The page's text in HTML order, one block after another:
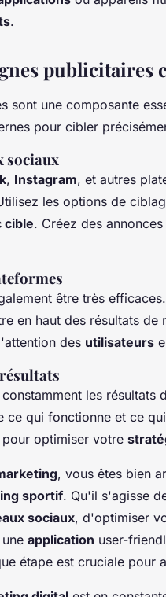
.
publicitaires
sont une composante
pour cibler
sociaux
, Instagram, et autres
les options de
cible. Créez des
être très
en haut des résultats de
des utilisateurs
les
ce qui fonctionne et ce
optimiser votre
, vous êtes bien
sportif. Qu'il s'agisse
sociaux, d'optimiser
application user-
étape est cruciale pour